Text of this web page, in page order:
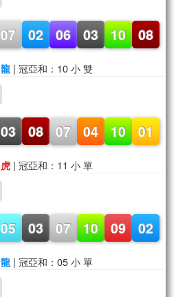
07 02 06 03 10 08
龍 | 冠亞和：10 小 雙
03 08 07 04 10 01
虎 | 冠亞和：11 小 單
05 03 07 10 09 02
龍 | 冠亞和：05 小 單